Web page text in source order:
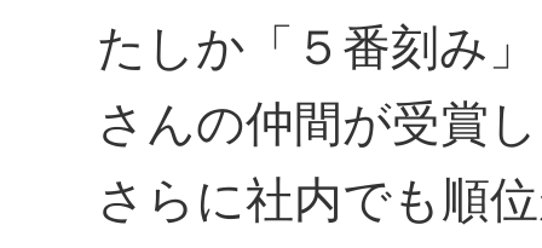
たしか「５番刻み
さんの仲間が受賞
さらに社内でも順